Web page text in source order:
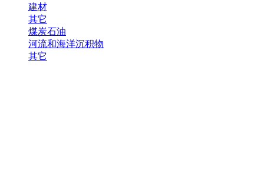
建材
其它
煤炭石油
河流和海洋沉积物
其它